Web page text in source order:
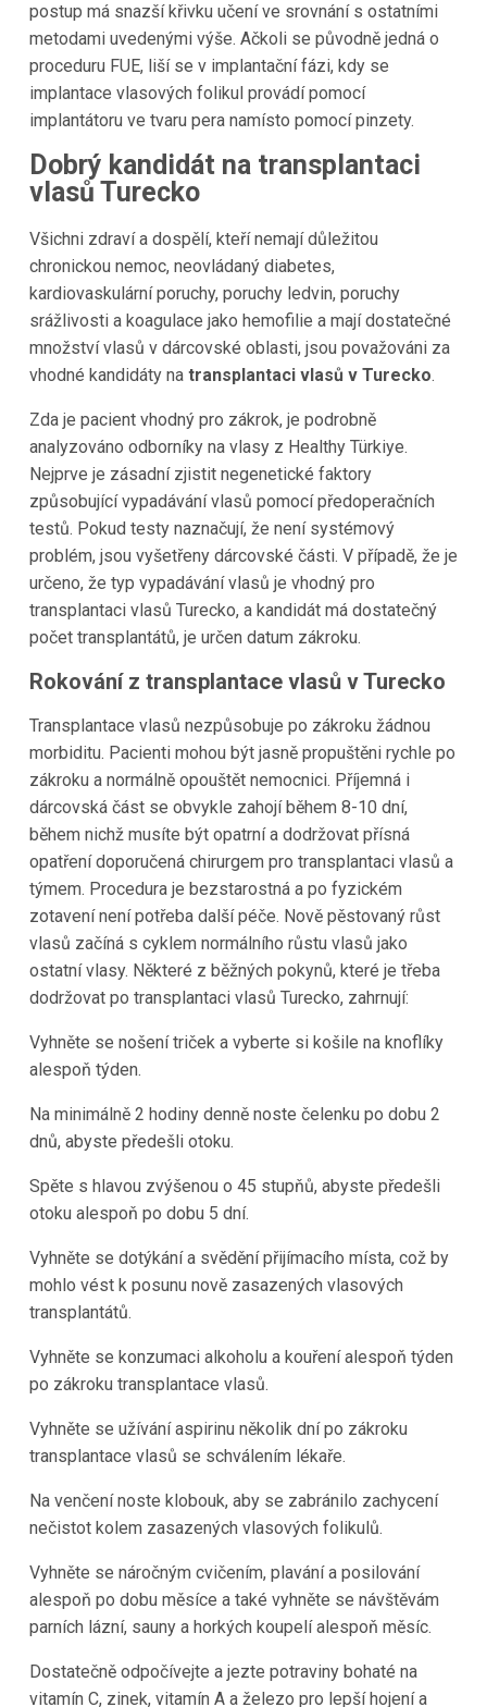
postup má snazší křivku učení ve srovnání s ostatními
metodami uvedenými výše. Ačkoli se původně jedná o
proceduru FUE, liší se v implantační fázi, kdy se
implantace vlasových folikul provádí pomocí
implantátoru ve tvaru pera namísto pomocí pinzety.
Dobrý kandidát na transplantaci
vlasů Turecko
Všichni zdraví a dospělí, kteří nemají důležitou
chronickou nemoc, neovládaný diabetes,
kardiovaskulární poruchy, poruchy ledvin, poruchy
srážlivosti a koagulace jako hemofilie a mají dostatečné
množství vlasů v dárcovské oblasti, jsou považováni za
vhodné kandidáty na transplantaci vlasů v Turecko.
Zda je pacient vhodný pro zákrok, je podrobně
analyzováno odborníky na vlasy z Healthy Türkiye.
Nejprve je zásadní zjistit negenetické faktory
způsobující vypadávání vlasů pomocí předoperačních
testů. Pokud testy naznačují, že není systémový
problém, jsou vyšetřeny dárcovské části. V případě, že je
určeno, že typ vypadávání vlasů je vhodný pro
transplantaci vlasů Turecko, a kandidát má dostatečný
počet transplantátů, je určen datum zákroku.
Rokování z transplantace vlasů vTurecko
Transplantace vlasů nezpůsobuje po zákroku žádnou
morbiditu. Pacienti mohou být jasně propuštěni rychle po
zákroku a normálně opouštět nemocnici. Příjemná i
dárcovská část se obvykle zahojí během 8-10 dní,
během nichž musíte být opatrní a dodržovat přísná
opatření doporučená chirurgem pro transplantaci vlasů a
týmem. Procedura je bezstarostná a po fyzickém
zotavení není potřeba další péče. Nově pěstovaný růst
vlasů začíná s cyklem normálního růstu vlasů jako
ostatní vlasy. Některé z běžných pokynů, které je třeba
dodržovat po transplantaci vlasů Turecko, zahrnují:
Vyhněte se nošení triček a vyberte si košile na knoflíky
alespoň týden.
Na minimálně 2 hodiny denně noste čelenku po dobu 2
dnů, abyste předešli otoku.
Spěte s hlavou zvýšenou o 45 stupňů, abyste předešli
otoku alespoň po dobu 5 dní.
Vyhněte se dotýkání a svědění přijímacího místa, což by
mohlo vést k posunu nově zasazených vlasových
transplantátů.
Vyhněte se konzumaci alkoholu a kouření alespoň týden
po zákroku transplantace vlasů.
Vyhněte se užívání aspirinu několik dní po zákroku
transplantace vlasů se schválením lékaře.
Na venčení noste klobouk, aby se zabránilo zachycení
nečistot kolem zasazených vlasových folikulů.
Vyhněte se náročným cvičením, plavání a posilování
alespoň po dobu měsíce a také vyhněte se návštěvám
parních lázní, sauny a horkých koupelí alespoň měsíc.
Dostatečně odpočívejte a jezte potraviny bohaté na
vitamín C, zinek, vitamín A a železo pro lepší hojení a